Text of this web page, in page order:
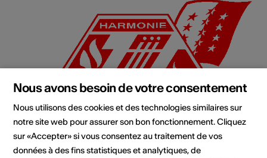
Nous avons besoin de votre consentement
Nous utilisons des cookies et des technologies similaires sur
notre site web pour assurer son bon fonctionnement. Cliquez
sur «Accepter» si vous consentez au traitement de vos
données à des fins statistiques et analytiques, de